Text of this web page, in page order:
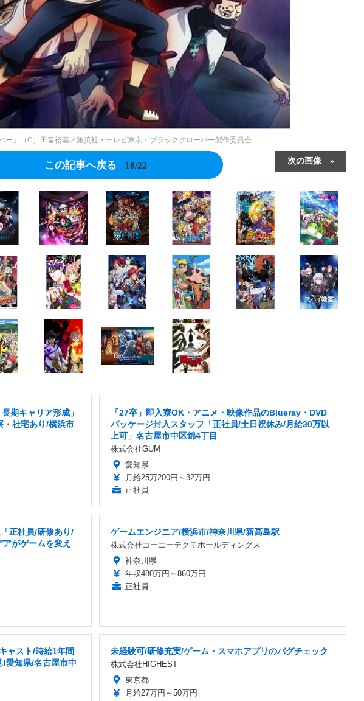
ー』（C）田畠裕基／集英社・テレビ東京・ブラッククローバー製作委員会
次の画像
この記事へ戻る 18/22
期キャリア形成」
・社宅あり/横浜市
「27卒」即入寮OK・アニメ・映像作品のBlueray・DVD
パッケージ封入スタッフ「正社員/土日祝休み/月給30万以
上可」名古屋市中区錦4丁目
株式会社GUM
愛知県
月給25万200円～32万円
正社員
正社員/研修あり/
がゲームを変え
ゲームエンジニア/横浜市/神奈川県/新高島駅
株式会社コーエーテクモホールディングス
神奈川県
年収480万円～860万円
正社員
ャスト/時給1年間
愛知県/名古屋市中
未経験可/研修充実/ゲーム・スマホアプリのバグチェック
株式会社HIGHEST
東京都
月給27万円～50万円